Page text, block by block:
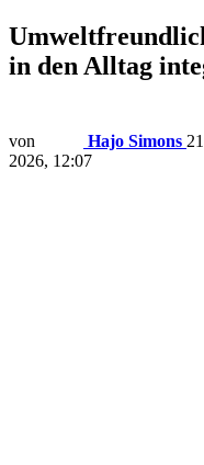
in den Alltag
von Hajo Simons
2026, 12:07